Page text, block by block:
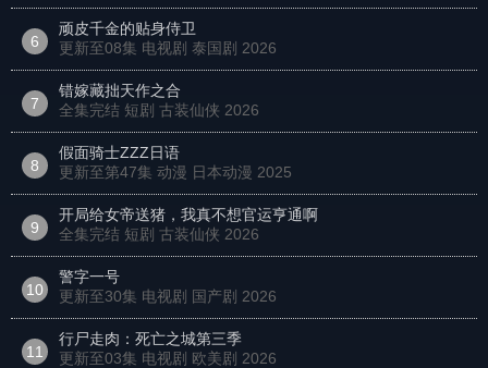
6
顽皮千金的贴身侍卫
更新至08集 电视剧 泰国剧 2026
7
错嫁藏拙天作之合
全集完结 短剧 古装仙侠 2026
8
假面骑士ZZZ日语
更新至第47集 动漫 日本动漫 2025
9
开局给女帝送猪，我真不想官运亨通啊
全集完结 短剧 古装仙侠 2026
10
警字一号
更新至30集 电视剧 国产剧 2026
11
行尸走肉：死亡之城第三季
更新至03集 电视剧 欧美剧 2026